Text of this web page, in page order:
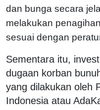
dan bunga secara
melakukan
sesuai dengan
Sementara itu,
dugaan korban
yang dilakukan oleh
Indonesia atau